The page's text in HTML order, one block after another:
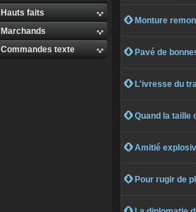
Hauts faits
Marchands
Commandes texte
 Monture
 Pavé de
 L'ivresse du
 Quand la taille
 Amitié
 Pour rugir de